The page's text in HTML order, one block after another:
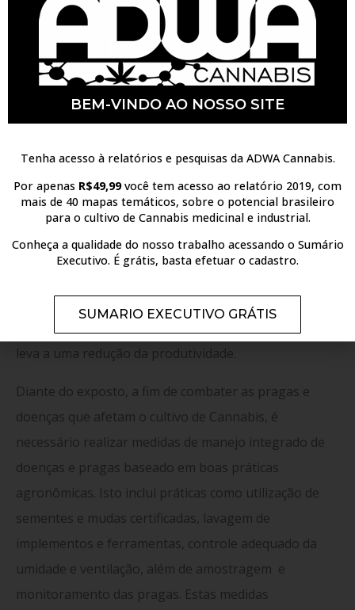
aracnídeo mais importante é o ácaro vermelho
Tetranychus urticae).
De maneira geral, as pragas causam injúrias variadas
na Cannabis. As lagartas promovem o broqueamento
dos caules e das raízes, o que interrompe o fluxo
adequado de água e nutrientes, afetando sua
de serem sugadores de seiva do floema, podem ser
vetores de viroses importantes no cultivo de Cannabis
como o vírus das estrias do cânhamo (HSV) e o vírus
promovem a raspagem de folhas e caules, o que pode
leva a uma redução da produtividade.
Diante do exposto, a fim de combater as pragas e
doenças que afetam o cultivo de Cannabis, é
necessário realizar medidas de manejo integrado de
doenças e pragas baseado em boas práticas
agronômicas. Isto inclui práticas como utilização de
sementes e mudas certificadas, lavagem de
implementos e ferramentas, controle adequado da
umidade e ventilação, além de amostragem e
monitoramento das pragas. Estas medidas
BEM-VINDO AO NOSSO SITE
Tenha acesso à relatórios e pesquisas da ADWA Cannabis.
Por apenas R$49,99você tem acesso ao relatório 2019, com
mais de 40 mapas temáticos, sobre o potencial brasileiro
para o cultivo de Cannabis medicinal e industrial.
Conheça a qualidade do nosso trabalho acessando o Sumário
Executivo. É grátis, basta efetuar o cadastro.
SUMARIO EXECUTIVO GRÁTIS